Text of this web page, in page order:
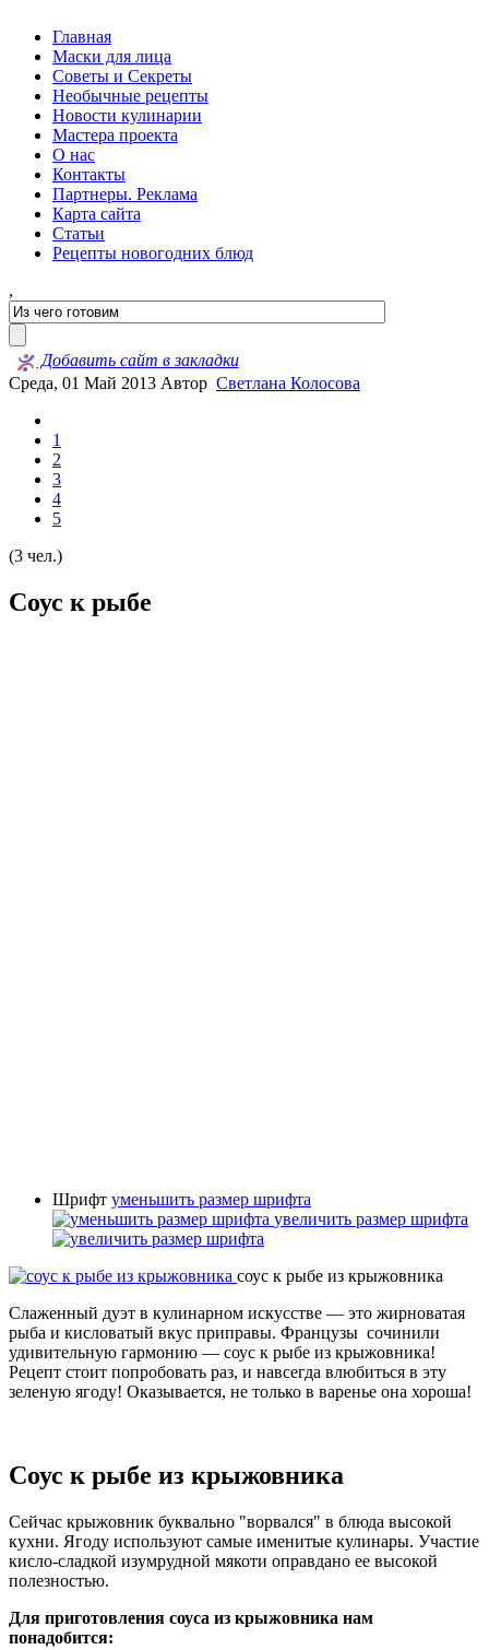
Главная
Маски для лица
Советы и Секреты
Необычные рецепты
Новости кулинарии
Мастера проекта
О нас
Контакты
Партнеры. Реклама
Карта сайта
Статьи
Рецепты новогодних блюд
,
Добавить сайт в закладки
Среда, 01 Май 2013 Автор Светлана Колосова
1
2
3
4
5
(3 чел.)
Соус к рыбе
Шрифт уменьшить размер шрифта
увеличить размер шрифта
соус к рыбе из крыжовника
Слаженный дуэт в кулинарном искусстве — это жирноватая
рыба и кисловатый вкус приправы. Французы сочинили
удивительную гармонию — соус к рыбе из крыжовника!
Рецепт стоит попробовать раз, и навсегда влюбиться в эту
зеленую ягоду! Оказывается, не только в варенье она хороша!
Соус к рыбе из крыжовника
Сейчас крыжовник буквально "ворвался" в блюда высокой
кухни. Ягоду используют самые именитые кулинары. Участие
кисло-сладкой изумрудной мякоти оправдано ее высокой
полезностью.
Для приготовления соуса из крыжовника нам
понадобится: